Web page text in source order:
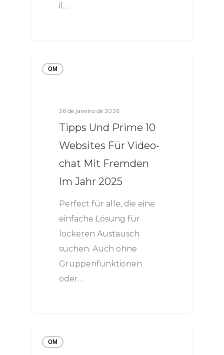
il…
OM
26 de janeiro de 2026
Tipps Und Prime 10
Websites Für Video-
chat Mit Fremden
Im Jahr 2025
Perfect für alle, die eine
einfache Lösung für
lockeren Austausch
suchen. Auch ohne
Gruppenfunktionen
oder…
OM